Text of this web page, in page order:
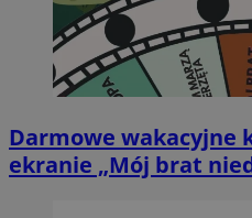
Darmowe wakacyjne
ekranie „Mój brat